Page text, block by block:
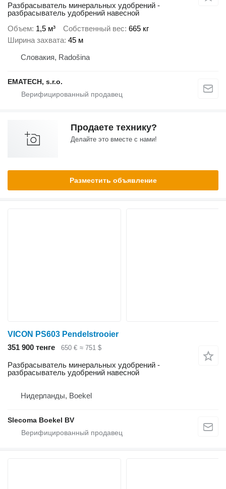
Разбрасыватель минеральных удобрений -
разбрасыватель удобрений навесной
Объем 1,5 м³ Собственный вес 665 кг
Ширина захвата 45 м
Словакия, Radošina
EMATECH, s.r.o.
Продаете технику?
Делайте это вместе с нами!
Разместить объявление
VICON PS603 Pendelstrooier
351 900 тенге
650 € ≈ 751 $
Разбрасыватель минеральных удобрений -
разбрасыватель удобрений навесной
Нидерланды, Boekel
Slecoma Boekel BV